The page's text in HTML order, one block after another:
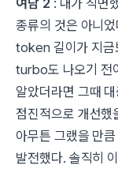
여담 2: 내가 직면
종류의 것은 아니
token 길이가 지금
turbo도 나오기 전
알았더라면 그때
점진적으로 개선
아무튼 그랬을 만
발전했다. 솔직히